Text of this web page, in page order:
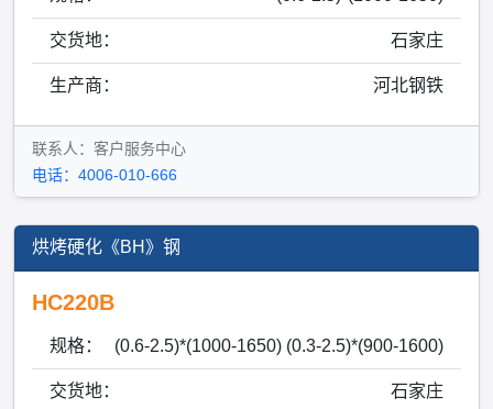
交货地： 石家庄
生产商： 河北钢铁
联系人：客户服务中心
电话：4006-010-666
烘烤硬化《BH》钢
HC220B
规格： (0.6-2.5)*(1000-1650) (0.3-2.5)*(900-1600)
交货地： 石家庄